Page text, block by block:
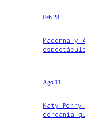
Feb 28
Madonna
Ago 11
Katy
cercanía